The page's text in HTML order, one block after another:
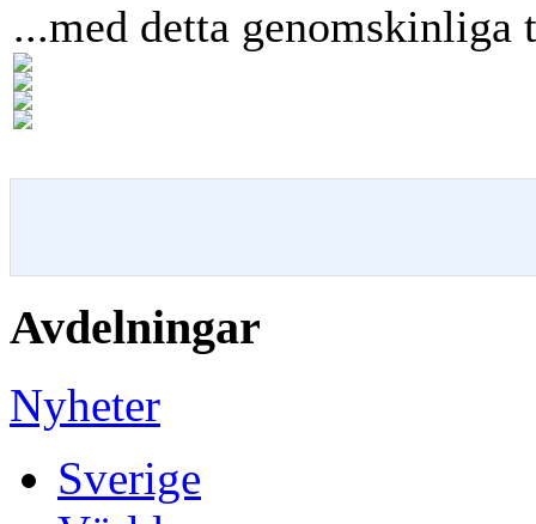
...med detta genomskinliga
Avdelningar
Nyheter
Sverige